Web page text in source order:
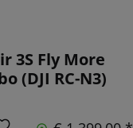
3S Fly More
(DJI RC-N3)